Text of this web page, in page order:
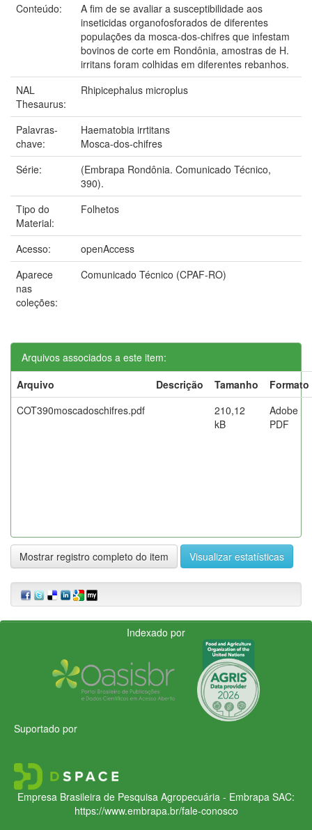
Conteúdo:
A fim de se avaliar a susceptibilidade aos
inseticidas organofosforados de diferentes
populações da mosca-dos-chifres que infestam
bovinos de corte em Rondônia, amostras de H.
irritans foram colhidas em diferentes rebanhos.
NAL
Thesaurus:
Rhipicephalus microplus
Palavras-
chave:
Haematobia irrtitans
Mosca-dos-chifres
Série:
(Embrapa Rondônia. Comunicado Técnico,
390).
Tipo do
Material:
Folhetos
Acesso:
openAccess
Aparece
nas
coleções:
Comunicado Técnico (CPAF-RO)
Arquivos associados a este item:
Arquivo
Descrição Tamanho
Formato
COT390moscadoschifres.pdf
210,12
kB
Adobe
PDF
Mostrar registro completo do item Visualizar estatísticas
Indexado por
Suportado por
Empresa Brasileira de Pesquisa Agropecuária - Embrapa SAC:
https://www.embrapa.br/fale-conosco